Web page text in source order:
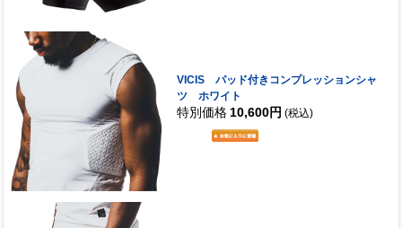
VICIS パッド付きコンプレッションシャ
ツ ホワイト
特別価格 10,600円 (税込)